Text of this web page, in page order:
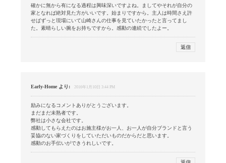
確かに無から有になる過程は興味深いですよね。ましてやそれが自分の
家となれば絶対見た方がいいです。始まりですから。主人は時間さえ許
せばずっと現場にいて山崎さんの仕事を見ていたかったと言ってまし
た。素晴らしい腕をお持ちですから。感動の連続でしたよー。
返信
Early-Home より: 2016年1月10日 3:44 PM
励みになるコメントありがとうございます。
まだまだ未熟者です。
弊社は小さな会社です。
感動してもらえたのはお施主様がお一人、お一人が自分ブランドと言う
妥協のない家づくりをしていただいものだからだと思います。
感動のお手伝いができうれしいです。